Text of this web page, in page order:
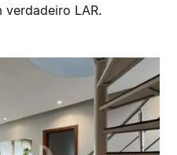
verdadeiro LAR.